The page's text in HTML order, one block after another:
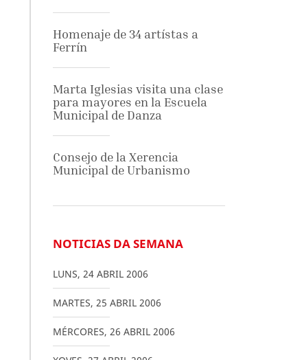
Homenaje de 34 artístas a
Ferrín
Marta Iglesias visita una clase
para mayores en la Escuela
Municipal de Danza
Consejo de la Xerencia
Municipal de Urbanismo
NOTICIAS DA SEMANA
LUNS, 24 ABRIL 2006
MARTES, 25 ABRIL 2006
MÉRCORES, 26 ABRIL 2006